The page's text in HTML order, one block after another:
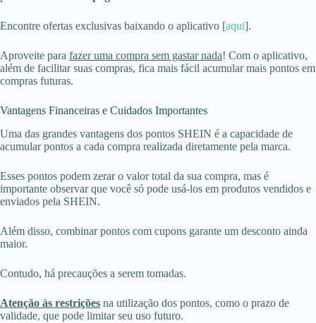
Encontre ofertas exclusivas baixando o aplicativo [aqui].
Aproveite para fazer uma compra sem gastar nada! Com o aplicativo,
além de facilitar suas compras, fica mais fácil acumular mais pontos em
compras futuras.
Vantagens Financeiras e Cuidados Importantes
Uma das grandes vantagens dos pontos SHEIN é a capacidade de
acumular pontos a cada compra realizada diretamente pela marca.
Esses pontos podem zerar o valor total da sua compra, mas é
importante observar que você só pode usá-los em produtos vendidos e
enviados pela SHEIN.
Além disso, combinar pontos com cupons garante um desconto ainda
maior.
Contudo, há precauções a serem tomadas.
Atenção às restrições na utilização dos pontos, como o prazo de
validade, que pode limitar seu uso futuro.